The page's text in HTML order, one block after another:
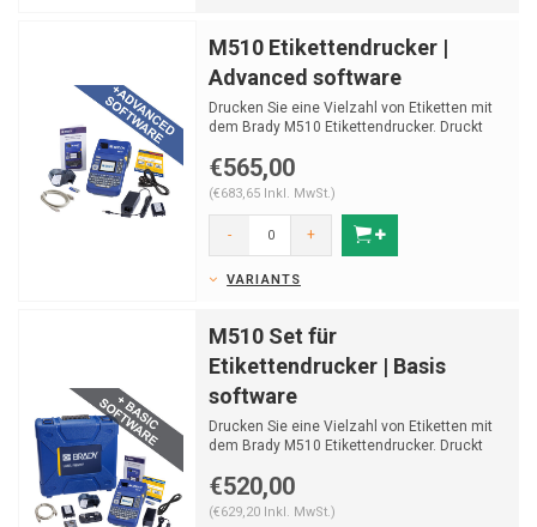
M510 Etikettendrucker |
Advanced software
Drucken Sie eine Vielzahl von Etiketten mit
dem Brady M510 Etikettendrucker. Druckt
€565,00
(€683,65 Inkl. MwSt.)
- +
VARIANTS
M510 Set für
Etikettendrucker | Basis
software
Drucken Sie eine Vielzahl von Etiketten mit
dem Brady M510 Etikettendrucker. Druckt
€520,00
(€629,20 Inkl. MwSt.)